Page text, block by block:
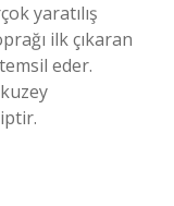
yaratılış
ilk çıkaran
eder.